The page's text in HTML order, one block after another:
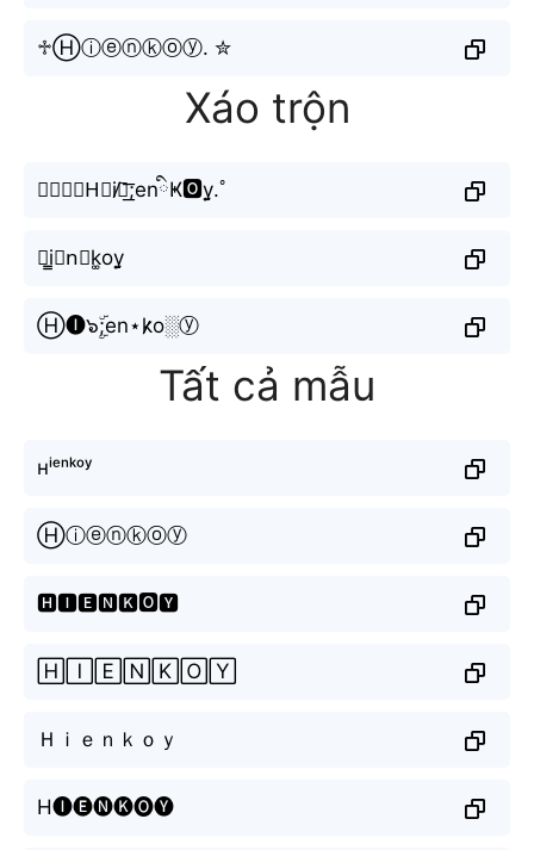
♱Ⓗⓘⓔⓝⓚⓞⓨ. ✮
Xáo trộn
𝐧𝐚𝐦𝐞H⃘i̸ི͟͞;enིҜ🅾y̤̮.ﾟ
🅷i̳⒠n⃣k͚oy̤̮
Ⓗ🅘๖ۣۜ;en⋆k̷̷o░ⓨ
Tất cả mẫu
ʜⁱᵉⁿᵏᵒʸ
Ⓗⓘⓔⓝⓚⓞⓨ
🅷🅸🅴🅽🅺🅾🆈
🄷🄸🄴🄽🄺🄾🅈
Ｈｉｅｎｋｏｙ
H🅘🅔🅝🅚🅞🅨